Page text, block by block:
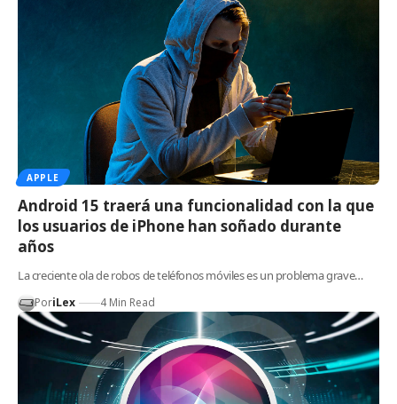
APPLE
Android 15 traerá una funcionalidad con la que
los usuarios de iPhone han soñado durante
años
La creciente ola de robos de teléfonos móviles es un problema grave…
PoriLex 4 Min Read